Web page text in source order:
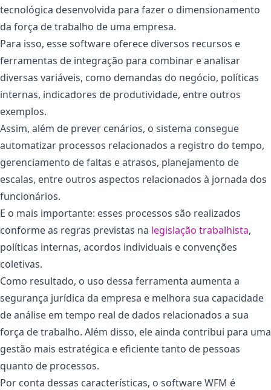
tecnológica desenvolvida para fazer o dimensionamento
da força de trabalho de uma empresa.
Para isso, esse software oferece diversos recursos e
ferramentas de integração para combinar e analisar
diversas variáveis, como demandas do negócio, políticas
internas, indicadores de produtividade, entre outros
exemplos.
Assim, além de prever cenários, o sistema consegue
automatizar processos relacionados a registro do tempo,
gerenciamento de faltas e atrasos, planejamento de
escalas, entre outros aspectos relacionados à jornada dos
funcionários.
E o mais importante: esses processos são realizados
conforme as regras previstas na legislação trabalhista,
políticas internas, acordos individuais e convenções
coletivas.
Como resultado, o uso dessa ferramenta aumenta a
segurança jurídica da empresa e melhora sua capacidade
de análise em tempo real de dados relacionados a sua
força de trabalho. Além disso, ele ainda contribui para uma
gestão mais estratégica e eficiente tanto de pessoas
quanto de processos.
Por conta dessas características, o software WFM é